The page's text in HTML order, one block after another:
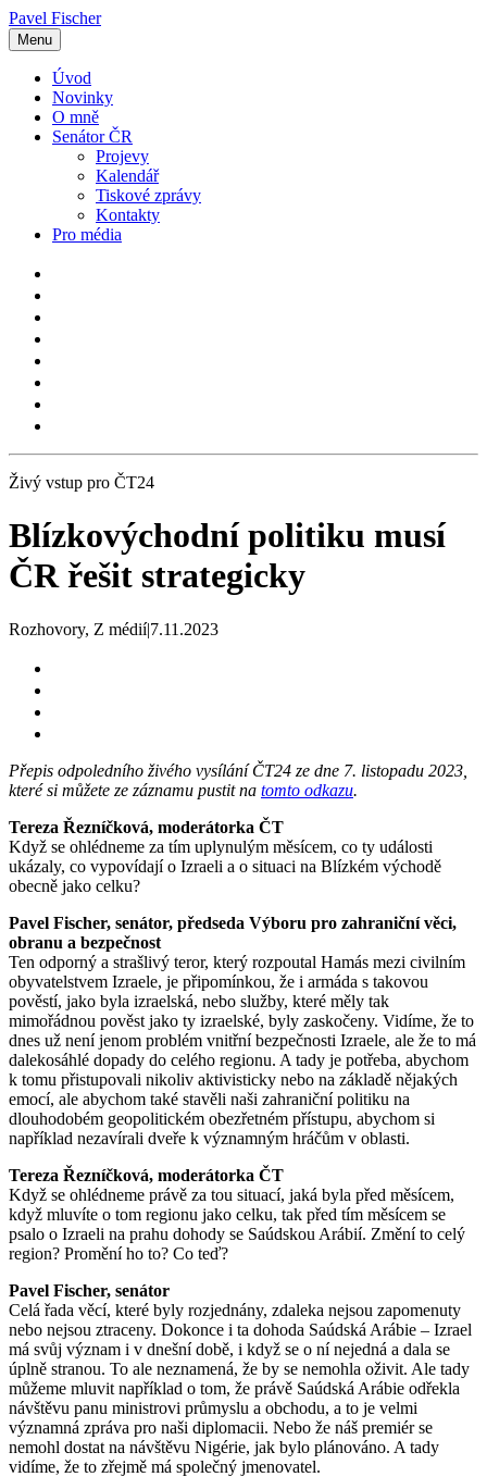
Pavel Fischer
Menu
Úvod
Novinky
O mně
Senátor ČR
Projevy
Kalendář
Tiskové zprávy
Kontakty
Pro média
Živý vstup pro ČT24
Blízkovýchodní politiku musí
ČR řešit strategicky
Rozhovory, Z médií|7.11.2023
Přepis odpoledního živého vysílání ČT24 ze dne 7. listopadu 2023,
které si můžete ze záznamu pustit na tomto odkazu.
Tereza Řezníčková, moderátorka ČT
Když se ohlédneme za tím uplynulým měsícem, co ty události
ukázaly, co vypovídají o Izraeli a o situaci na Blízkém východě
obecně jako celku?
Pavel Fischer, senátor, předseda Výboru pro zahraniční věci,
obranu a bezpečnost
Ten odporný a strašlivý teror, který rozpoutal Hamás mezi civilním
obyvatelstvem Izraele, je připomínkou, že i armáda s takovou
pověstí, jako byla izraelská, nebo služby, které měly tak
mimořádnou pověst jako ty izraelské, byly zaskočeny. Vidíme, že to
dnes už není jenom problém vnitřní bezpečnosti Izraele, ale že to má
dalekosáhlé dopady do celého regionu. A tady je potřeba, abychom
k tomu přistupovali nikoliv aktivisticky nebo na základě nějakých
emocí, ale abychom také stavěli naši zahraniční politiku na
dlouhodobém geopolitickém obezřetném přístupu, abychom si
například nezavírali dveře k významným hráčům v oblasti.
Tereza Řezníčková, moderátorka ČT
Když se ohlédneme právě za tou situací, jaká byla před měsícem,
když mluvíte o tom regionu jako celku, tak před tím měsícem se
psalo o Izraeli na prahu dohody se Saúdskou Arábií. Změní to celý
region? Promění ho to? Co teď?
Pavel Fischer, senátor
Celá řada věcí, které byly rozjednány, zdaleka nejsou zapomenuty
nebo nejsou ztraceny. Dokonce i ta dohoda Saúdská Arábie – Izrael
má svůj význam i v dnešní době, i když se o ní nejedná a dala se
úplně stranou. To ale neznamená, že by se nemohla oživit. Ale tady
můžeme mluvit například o tom, že právě Saúdská Arábie odřekla
návštěvu panu ministrovi průmyslu a obchodu, a to je velmi
významná zpráva pro naši diplomacii. Nebo že náš premiérse
nemohl dostat na návštěvu Nigérie, jak bylo plánováno. A tady
vidíme, že to zřejmě má společný jmenovatel.